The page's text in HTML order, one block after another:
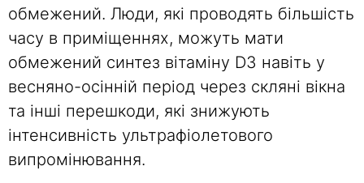
обмежений. Люди, які проводять більшість
часу в приміщеннях, можуть мати
обмежений синтез вітаміну D3 навіть у
весняно-осінній період через скляні вікна
та інші перешкоди, які знижують
інтенсивність ультрафіолетового
випромінювання.